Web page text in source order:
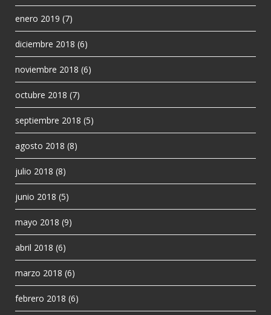
enero 2019 (7)
diciembre 2018 (6)
noviembre 2018 (6)
octubre 2018 (7)
septiembre 2018 (5)
agosto 2018 (8)
julio 2018 (8)
junio 2018 (5)
mayo 2018 (9)
abril 2018 (6)
marzo 2018 (6)
febrero 2018 (6)